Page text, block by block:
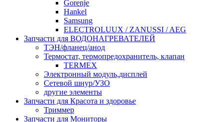
Gorenje
Hankel
Samsung
ELECTROLUUX / ZANUSSI / AEG
Запчасти для ВОДОНАГРЕВАТЕЛЕЙ
ТЭН/фланец/анод
Термостат, термопредохранитель, клапан
TERMEX
Электронный модуль,дисплей
Сетевой шнур/УЗО
другие элементы
Запчасти для Красота и здоровье
Триммер
Запчасти для Мониторы